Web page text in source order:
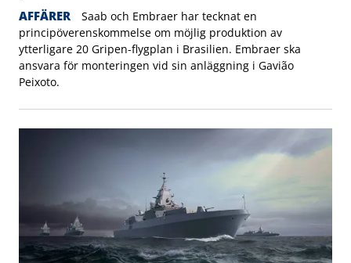
AFFÄRER
Saab och Embraer har tecknat en
principöverenskommelse om möjlig produktion av
ytterligare 20 Gripen-flygplan i Brasilien. Embraer ska
ansvara för monteringen vid sin anläggning i Gavião
Peixoto.